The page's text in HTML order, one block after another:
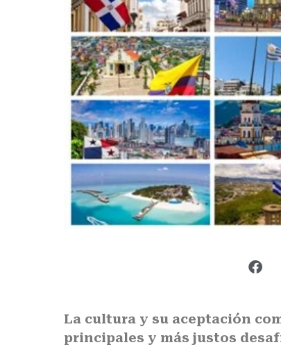
La cultura y su aceptación
principales y más justos